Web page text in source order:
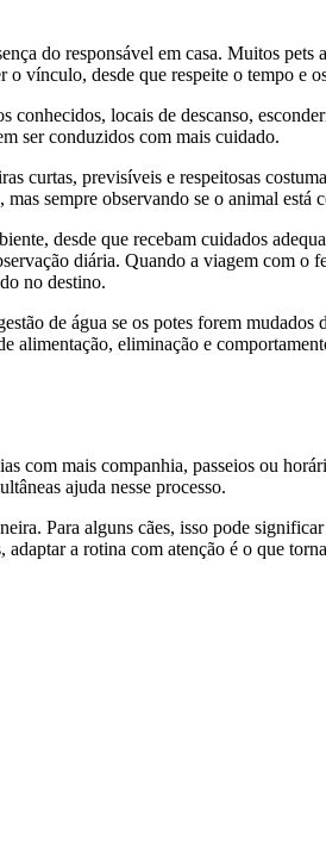
do responsável em casa. Muitos
vínculo, desde que respeite o tempo e
locais de descanso,
ser conduzidos com mais cuidado.
curtas, previsíveis e respeitosas
sempre observando se o animal
desde que recebam cuidados
diária. Quando a viagem com
no destino.
de água se os potes forem
alimentação, eliminação e
com mais companhia, passeios ou
ajuda nesse processo.
Para alguns cães, isso pode
a rotina com atenção é o que